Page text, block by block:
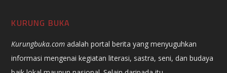
KURUNG BUKA
Kurungbuka.com adalah portal berita yang menyuguhkan
informasi mengenai kegiatan literasi, sastra, seni, dan budaya